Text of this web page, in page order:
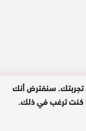
تجربتك. سنفترض أنك
كنت ترغب في ذلك.